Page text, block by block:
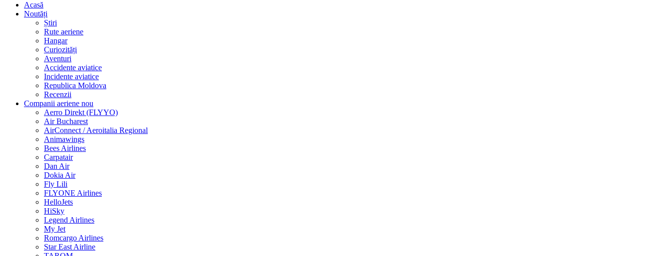
Acasă
Noutăți
Știri
Rute aeriene
Hangar
Curiozități
Aventuri
Accidente aviatice
Incidente aviatice
Republica Moldova
Recenzii
Companii aeriene nou
Aerro Direkt (FLYYO)
Air Bucharest
AirConnect / Aeroitalia Regional
Animawings
Bees Airlines
Carpatair
Dan Air
Dokia Air
Fly Lili
FLYONE Airlines
HelloJets
HiSky
Legend Airlines
My Jet
Romcargo Airlines
Star East Airline